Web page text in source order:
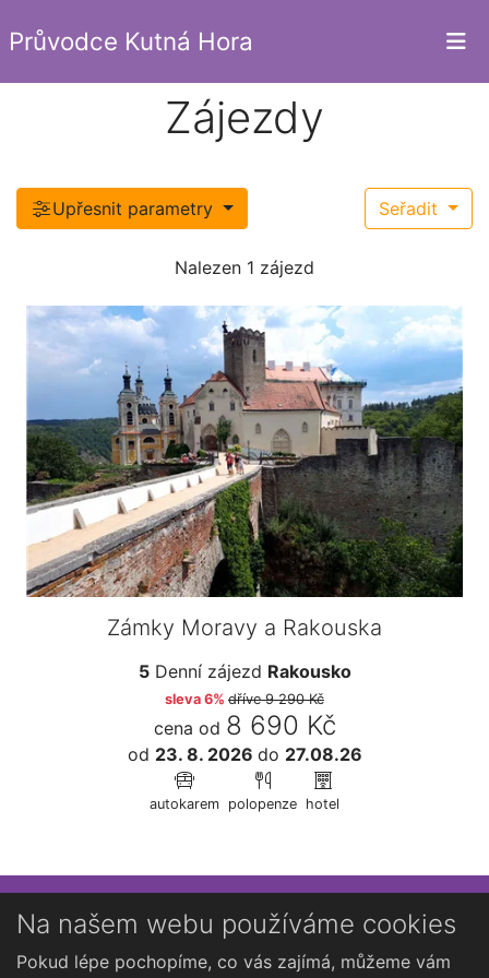
Průvodce Kutná Hora
Zájezdy
Upřesnit parametry Seřadit
Nalezen 1 zájezd
Zámky Moravy a Rakouska
5Denní zájezd Rakousko
sleva 6% dříve9 290 Kč
cena od 8 690 Kč
od 23. 8. 2026 do 27.08.26
autokarem polopenze hotel
Přihlaste se k newsletteru
Chcete dostávat občasné novinky o Kutné Hoře?
Na našem webu používáme cookies
Pokud lépe pochopíme, co vás zajímá, můžeme vám